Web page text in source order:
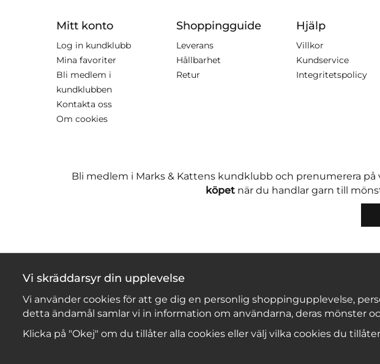
Mitt konto
Log in kundklubb
Mina favoriter
Bli medlem i
kundklubben
Kontakta oss
Om cookies
Shoppingguide
Leverans
Hållbarhet
Retur
Hjälp
Villkor
Kundservice
Integritetspolicy
Bli medlem i Marks & Kattens kundklubb och prenumerera
köpetnär du handlar garn till
Copyright ©
Vi skräddarsyr din upplevelse
Vi använder cookies för att ge dig en personlig shoppingupplevelse,
detta ändamål samlar vi in information om användarna, deras mönster
Klicka på "Okej" om du tillåter alla cookies eller välj vilka cookies du